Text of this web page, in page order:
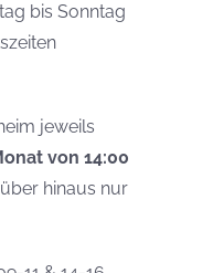
bis Sonntag
jeweils
von 14:00
hinaus nur